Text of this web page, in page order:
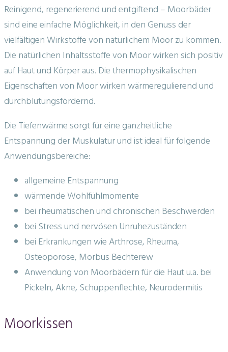
Reinigend, regenerierend und entgiftend – Moorbäder
sind eine einfache Möglichkeit, in den Genuss der
vielfältigen Wirkstoffe von natürlichem Moor zu kommen.
Die natürlichen Inhaltsstoffe von Moor wirken sich positiv
auf Haut und Körper aus. Die thermophysikalischen
Eigenschaften von Moor wirken wärmeregulierend und
durchblutungsfördernd.
Die Tiefenwärme sorgt für eine ganzheitliche
Entspannung der Muskulatur und ist ideal für folgende
Anwendungsbereiche:
allgemeine Entspannung
wärmende Wohlfühlmomente
bei rheumatischen und chronischen Beschwerden
bei Stress und nervösen Unruhezuständen
bei Erkrankungen wie Arthrose, Rheuma,
Osteoporose, Morbus Bechterew
Anwendung von Moorbädern für die Haut u.a. bei
Pickeln, Akne, Schuppenflechte, Neurodermitis
Moorkissen